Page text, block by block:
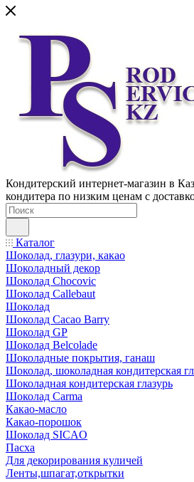
Кондитерский интернет-магазин в
кондитера по низким ценам с
Каталог
Шоколад, глазури, какао
Шоколадный декор
Шоколад Chocovic
Шоколад Callebaut
Шоколад
Шоколад Cacao Barry
Шоколад GP
Шоколад Belcolade
Шоколадные покрытия, ганаш
Шоколад, шоколадная кондитерская
Шоколадная кондитерская глазурь
Шоколад Carma
Какао-масло
Какао-порошок
Шоколад SICAO
Пасха
Для декорирования куличей
Ленты,шпагат,открытки